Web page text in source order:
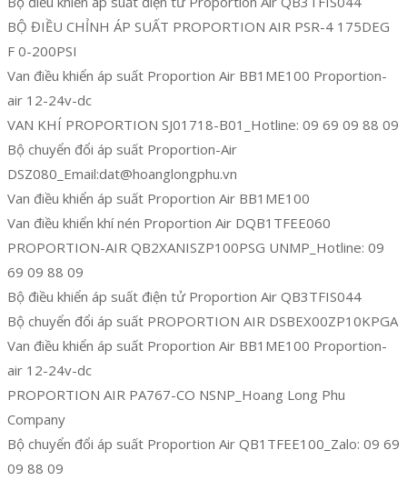
BỘ ĐIỀU CHỈNH ÁP SUẤT PROPORTION AIR PSR-4 175DEG
F 0-200PSI
Van điều khiển áp suất Proportion Air BB1ME100 Proportion-
air 12-24v-dc
VAN KHÍ PROPORTION SJ01718-B01_Hotline: 09 69 09 88 09
Bộ chuyển đổi áp suất Proportion-Air
DSZ080_Email:dat@hoanglongphu.vn
Van điều khiển áp suất Proportion Air BB1ME100
Van điều khiển khí nén Proportion Air DQB1TFEE060
PROPORTION-AIR QB2XANISZP100PSG UNMP_Hotline: 09
69 09 88 09
Bộ điều khiển áp suất điện tử Proportion Air QB3TFIS044
Bộ chuyển đổi áp suất PROPORTION AIR DSBEX00ZP10KPGA
Van điều khiển áp suất Proportion Air BB1ME100 Proportion-
air 12-24v-dc
PROPORTION AIR PA767-CO NSNP_Hoang Long Phu
Company
Bộ chuyển đổi áp suất Proportion Air QB1TFEE100_Zalo: 09 69
09 88 09